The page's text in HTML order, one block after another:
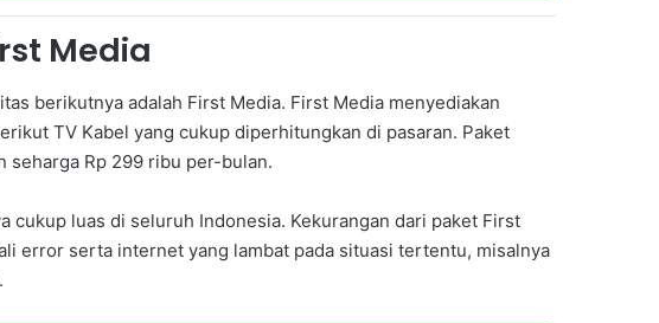
Media
berikutnya adalah First Media. First Media menyediakan
TV Kabel yang cukup diperhitungkan di pasaran. Paket
seharga Rp 299 ribu per-bulan.
cukup luas di seluruh Indonesia. Kekurangan dari paket First
error serta internet yang lambat pada situasi tertentu, misalnya